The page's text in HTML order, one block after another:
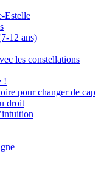
Estelle
12 ans)
les constellations
!
pour changer de cap
droit